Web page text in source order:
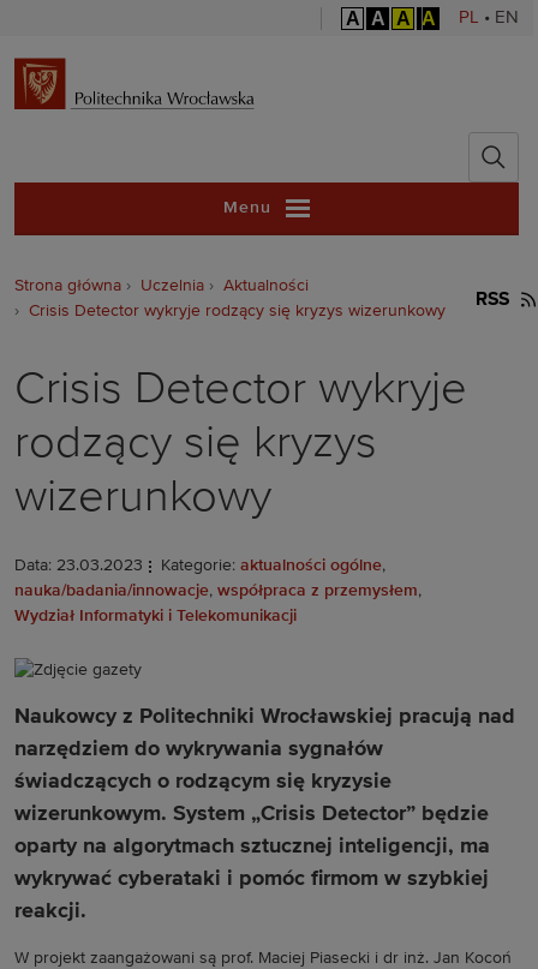
A A A A PL • EN
Politechnika
Menu
Strona główna Uczelnia
Aktualności
Crisis Detector wykryje rodzący się kryzys wizerunkowy
RSS
Crisis Detector wykryje
rodzący się kryzys
wizerunkowy
Data: 23.03.2023 Kategorie: aktualności ogólne,
nauka/badania/innowacje, współpraca z przemysłem,
Wydział Informatyki i Telekomunikacji
Naukowcy z Politechniki Wrocławskiej pracują nad
narzędziem do wykrywania sygnałów
świadczących o rodzącym się kryzysie
wizerunkowym. System „Crisis Detector” będzie
oparty na algorytmach sztucznej inteligencji, ma
wykrywać cyberataki i pomóc firmom w szybkiej
reakcji.
W projekt zaangażowani są prof. Maciej Piasecki i dr inż. Jan Kocoń